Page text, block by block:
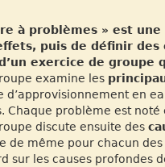
à problèmes » est
puis de définir
exercice de
examine les
d’approvisionnement en
Chaque problème est
discute ensuite des
de même pour chacun
sur les causes profondes